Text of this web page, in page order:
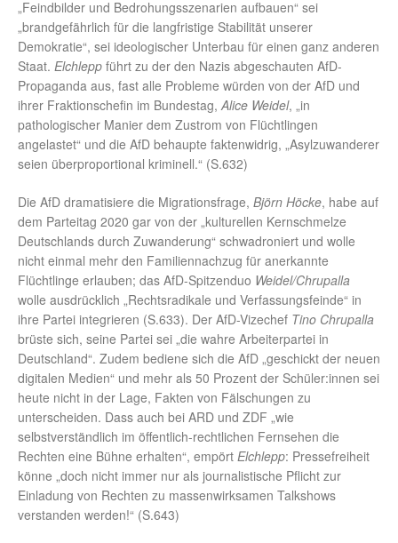
„Feindbilder und Bedrohungsszenarien aufbauen“ sei
„brandgefährlich für die langfristige Stabilität unserer
Demokratie“, sei ideologischer Unterbau für einen ganz anderen
Staat. Elchlepp führt zu der den Nazis abgeschauten AfD-
Propaganda aus, fast alle Probleme würden von der AfD und
ihrer Fraktionschefin im Bundestag,Alice Weidel, „in
pathologischer Manier dem Zustrom von Flüchtlingen
angelastet“ und die AfD behaupte faktenwidrig, „Asylzuwanderer
seien überproportional kriminell.“ (S.632)
Die AfD dramatisiere die Migrationsfrage, Björn Höcke, habe auf
dem Parteitag 2020 gar von der „kulturellen Kernschmelze
Deutschlands durch Zuwanderung“ schwadroniert und wolle
nicht einmal mehr den Familiennachzug für anerkannte
Flüchtlinge erlauben; das AfD-Spitzenduo Weidel/Chrupalla
wolle ausdrücklich „Rechtsradikale und Verfassungsfeinde“ in
ihre Partei integrieren (S.633). Der AfD-Vizechef Tino Chrupalla
brüste sich, seine Partei sei „die wahre Arbeiterpartei in
Deutschland“. Zudem bediene sich die AfD „geschickt der neuen
digitalen Medien“ und mehr als 50 Prozent der Schüler:innen sei
heute nicht in der Lage, Fakten von Fälschungen zu
unterscheiden. Dass auch bei ARD und ZDF „wie
selbstverständlich im öffentlich-rechtlichen Fernsehen die
Rechten eine Bühne erhalten“, empört Elchlepp: Pressefreiheit
könne „doch nicht immer nur als journalistische Pflicht zur
Einladung von Rechten zu massenwirksamen Talkshows
verstanden werden!“ (S.643)